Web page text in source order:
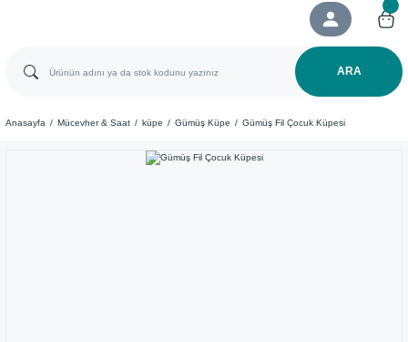
ARA
Anasayfa Mücevher & Saat küpe Gümüş Küpe Gümüş Fil Çocuk Küpesi